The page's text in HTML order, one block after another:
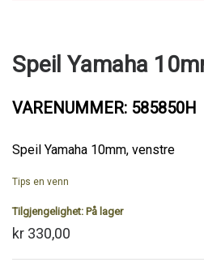
Speil Yamaha
VARENUMMER: 585850H
Speil Yamaha 10mm, venstre
Tips en venn
Tilgjengelighet: På lager
kr 330,00